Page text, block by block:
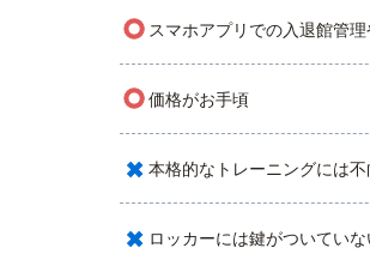
○ スマホアプリでの入退館管
○価格がお手頃
× 本格的なトレーニングには不
× ロッカーには鍵がついていな